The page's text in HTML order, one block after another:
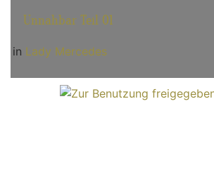
Unnahbar Teil 01
in Lady Mercedes